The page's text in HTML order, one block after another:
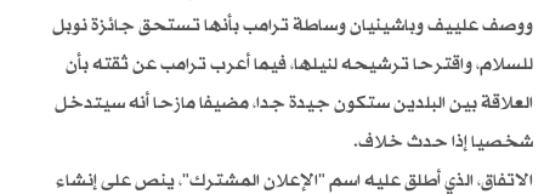
ووصف علييف وباشينيان وساطة ترامب بأنها تستحق جائزة نوبل
للسلام، واقترحا ترشيحه لنيلها، فيما أعرب ترامب عن ثقته بأن
العلاقة بين البلدين ستكون جيدة جدا، مضيفا مازحا أنه سيتدخل
شخصيا إذا حدث خلاف.
الاتفاق، الذي أطلق عليه اسم "الإعلان المشترك"، ينص على إنشاء